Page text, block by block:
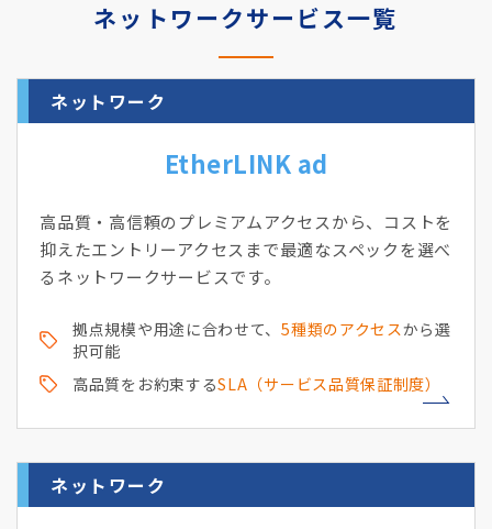
ネットワークサービス一覧
ネットワーク
EtherLINK ad
高品質・高信頼のプレミアムアクセスから、コストを
抑えたエントリーアクセスまで最適なスペックを選べ
るネットワークサービスです。
拠点規模や用途に合わせて、5種類のアクセスから選
択可能
高品質をお約束するSLA（サービス品質保証制度）
ネットワーク